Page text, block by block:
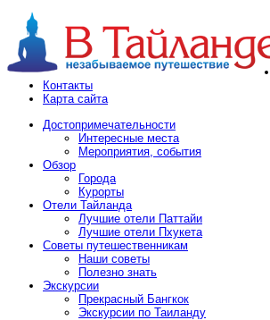
Контакты
Карта сайта
Достопримечательности
Интересные места
Мероприятия, события
Обзор
Города
Курорты
Отели Тайланда
Лучшие отели Паттайи
Лучшие отели Пхукета
Советы путешественникам
Наши советы
Полезно знать
Экскурсии
Прекрасный Бангкок
Экскурсии по Таиланду